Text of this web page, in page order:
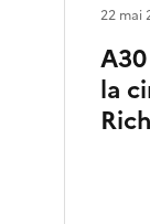
la
22 mai